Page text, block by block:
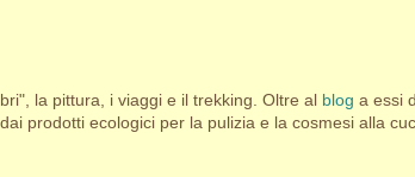
la pittura, i viaggi e il trekking. Oltre al blog a essi
prodotti ecologici per la pulizia e la cosmesi alla